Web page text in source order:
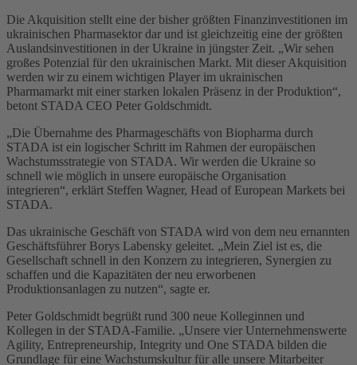
Die Akquisition stellt eine der bisher größten Finanzinvestitionen im
ukrainischen Pharmasektor dar und ist gleichzeitig eine der größten
Auslandsinvestitionen in der Ukraine in jüngster Zeit. „Wir sehen
großes Potenzial für den ukrainischen Markt. Mit dieser Akquisition
werden wir zu einem wichtigen Player im ukrainischen
Pharmamarkt mit einer starken lokalen Präsenz in der Produktion“,
betont STADA CEO Peter Goldschmidt.
„Die Übernahme des Pharmageschäfts von Biopharma durch
STADA ist ein logischer Schritt im Rahmen der europäischen
Wachstumsstrategie von STADA. Wir werden die Ukraine so
schnell wie möglich in unsere europäische Organisation
integrieren“, erklärt Steffen Wagner, Head of European Markets bei
STADA.
Das ukrainische Geschäft von STADA wird von dem neu ernannten
Geschäftsführer Borys Labensky geleitet. „Mein Ziel ist es, die
Gesellschaft schnell in den Konzern zu integrieren, Synergien zu
schaffen und die Kapazitäten der neu erworbenen
Produktionsanlagen zu nutzen“, sagte er.
Peter Goldschmidt begrüßt rund 300 neue Kolleginnen und
Kollegen in der STADA-Familie. „Unsere vier Unternehmenswerte
Agility, Entrepreneurship, Integrity und One STADA bilden die
Grundlage für eine Wachstumskultur für alle unsere Mitarbeiter